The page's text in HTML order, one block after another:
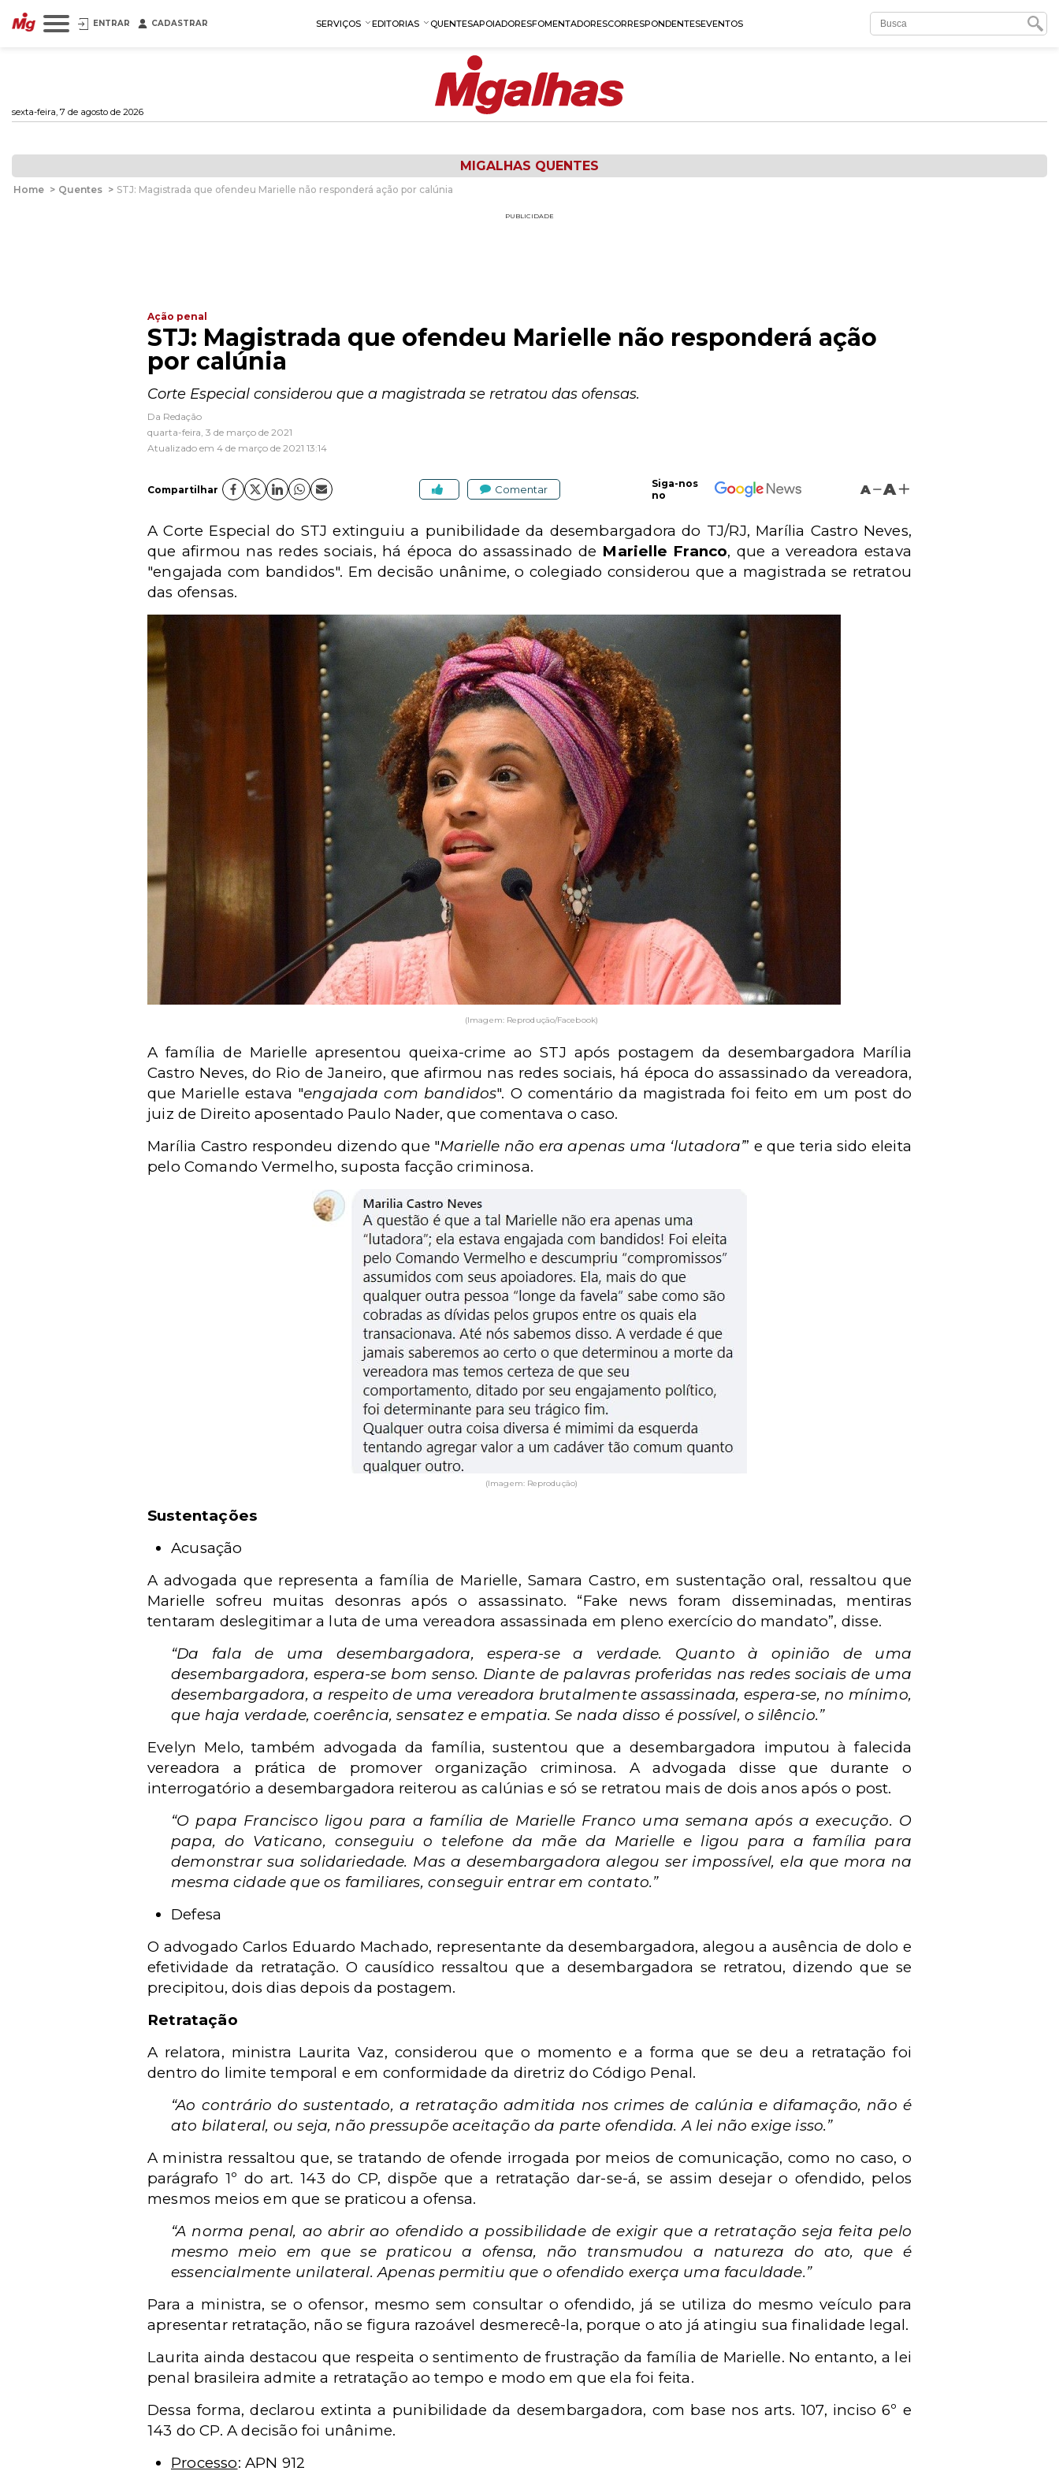
ENTRAR CADASTRAR SERVIÇOS EDITORIAS QUENTESAPOIADORESFOMENTADORESCORRESPONDENTESEVENTOS
sexta-feira, 7 de agosto de 2026
MIGALHAS QUENTES
Home > Quentes > STJ: Magistrada que ofendeu Marielle não responderá ação por calúnia
PUBLICIDADE
Ação penal
STJ: Magistrada que ofendeu Marielle não responderá ação
por calúnia
Corte Especial considerou que a magistrada se retratou das ofensas.
Da Redação
quarta-feira, 3 de março de 2021
Atualizado em 4 de março de 2021 13:14
Compartilhar Comentar
Siga-nos
no
A A
A Corte Especial do STJ extinguiu a punibilidade da desembargadora do TJ/RJ, Marília Castro Neves,
que afirmou nas redes sociais, há época do assassinado de Marielle Franco, que a vereadora estava
"engajada com bandidos". Em decisão unânime, o colegiado considerou que a magistrada se retratou
das ofensas.
(Imagem: Reprodução/Facebook)
A família de Marielle apresentou queixa-crime ao STJ após postagem da desembargadora Marília
Castro Neves, do Rio de Janeiro, que afirmou nas redes sociais, há época do assassinado da vereadora,
que Marielle estava "engajada com bandidos". O comentário da magistrada foi feito em um post do
juiz de Direito aposentado Paulo Nader, que comentava o caso.
Marília Castro respondeu dizendo que "Marielle não era apenas uma ‘lutadora’” e que teria sido eleita
pelo Comando Vermelho, suposta facção criminosa.
(Imagem: Reprodução)
Sustentações
Acusação
A advogada que representa a família de Marielle, Samara Castro, em sustentação oral, ressaltou que
Marielle sofreu muitas desonras após o assassinato. “Fake news foram disseminadas, mentiras
tentaram deslegitimar a luta de uma vereadora assassinada em pleno exercício do mandato”, disse.
“Da fala de uma desembargadora, espera-se a verdade. Quanto à opinião de uma
desembargadora, espera-se bom senso. Diante de palavras proferidas nas redes sociais de uma
desembargadora, a respeito de uma vereadora brutalmente assassinada, espera-se, no mínimo,
que haja verdade, coerência, sensatez e empatia. Se nada disso é possível, o silêncio.”
Evelyn Melo, também advogada da família, sustentou que a desembargadora imputou à falecida
vereadora a prática de promover organização criminosa. A advogada disse que durante o
interrogatório a desembargadora reiterou as calúnias e só se retratou mais de dois anos após o post.
“O papa Francisco ligou para a família de Marielle Franco uma semana após a execução. O
papa, do Vaticano, conseguiu o telefone da mãe da Marielle e ligou para a família para
demonstrar sua solidariedade. Mas a desembargadora alegou ser impossível, ela que mora na
mesma cidade que os familiares, conseguir entrar em contato.”
Defesa
O advogado Carlos Eduardo Machado, representante da desembargadora, alegou a ausência de dolo e
efetividade da retratação. O causídico ressaltou que a desembargadora se retratou, dizendo que se
precipitou, dois dias depois da postagem.
Retratação
A relatora, ministra Laurita Vaz, considerou que o momento e a forma que se deu a retratação foi
dentro do limite temporal e em conformidade da diretriz do Código Penal.
“Ao contrário do sustentado, a retratação admitida nos crimes de calúnia e difamação, não é
ato bilateral, ou seja, não pressupõe aceitação da parte ofendida. A lei não exige isso.”
A ministra ressaltou que, se tratando de ofende irrogada por meios de comunicação, como no caso, o
parágrafo 1º do art. 143 do CP, dispõe que a retratação dar-se-á, se assim desejar o ofendido, pelos
mesmos meios em que se praticou a ofensa.
“A norma penal, ao abrir ao ofendido a possibilidade de exigir que a retratação seja feita pelo
mesmo meio em que se praticou a ofensa, não transmudou a natureza do ato, que é
essencialmente unilateral. Apenas permitiu que o ofendido exerça uma faculdade.”
Para a ministra, se o ofensor, mesmo sem consultar o ofendido, já se utiliza do mesmo veículo para
apresentar retratação, não se figura razoável desmerecê-la, porque o ato já atingiu sua finalidade legal.
Laurita ainda destacou que respeita o sentimento de frustração da família de Marielle. No entanto, a lei
penal brasileira admite a retratação ao tempo e modo em que ela foi feita.
Dessa forma, declarou extinta a punibilidade da desembargadora, com base nos arts. 107, inciso 6º e
143 do CP. A decisão foi unânime.
Processo: APN 912